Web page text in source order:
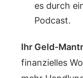
es durch
Podcast.
Ihr Geld-
finanzielles